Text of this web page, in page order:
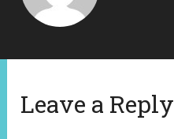
Leave a Reply